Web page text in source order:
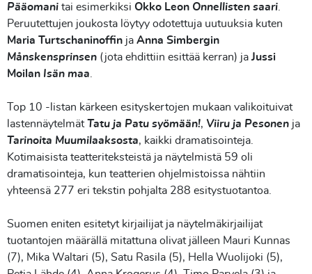
Pääomani tai esimerkiksi Okko Leon Onnellisten saari
Peruutettujen joukosta löytyy odotettuja uutuuksia kuten
Maria Turtschaninoffin ja Anna Simbergin
Månskensprinsen (jota ehdittiin esittää kerran) ja Jussi
Moilan Isän maa
Top 10 -listan kärkeen esityskertojen mukaan valikoituivat
lastennäytelmätTatu ja Patu syömään!, Viiru ja Pesonen ja
Tarinoita Muumilaaksosta, kaikki dramatisointeja.
Kotimaisista teatteriteksteistä ja näytelmistä 59 oli
dramatisointeja, kun teatterien ohjelmistoissa nähtiin
yhteensä 277 eri tekstin pohjalta 288 esitystuotantoa.
Suomen eniten esitetyt kirjailijat ja näytelmäkirjailijat
tuotantojen määrällä mitattuna olivat jälleen Mauri Kunnas
(7), Mika Waltari (5), Satu Rasila (5), Hella Wuolijoki (5),